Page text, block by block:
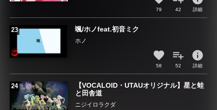
79 42 詳細
颯/ホノfeat.初音ミク
ホノ
58 52
info
詳細
【VOCALOID・UTAUオリジナル】星と蛙
と田舎道
ニジイロラクダ